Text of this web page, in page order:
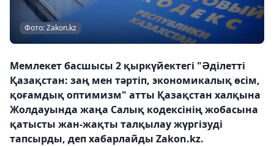
Фото: Zakon.kz
Мемлекет басшысы 2 қыркүйектегі "Әділетті
Қазақстан: заң мен тәртіп, экономикалық өсім,
қоғамдық оптимизм" атты Қазақстан халқына
Жолдауында жаңа Салық кодексінің жобасына
қатысты жан-жақты талқылау жүргізуді
тапсырды, деп хабарлайды Zakon.kz.